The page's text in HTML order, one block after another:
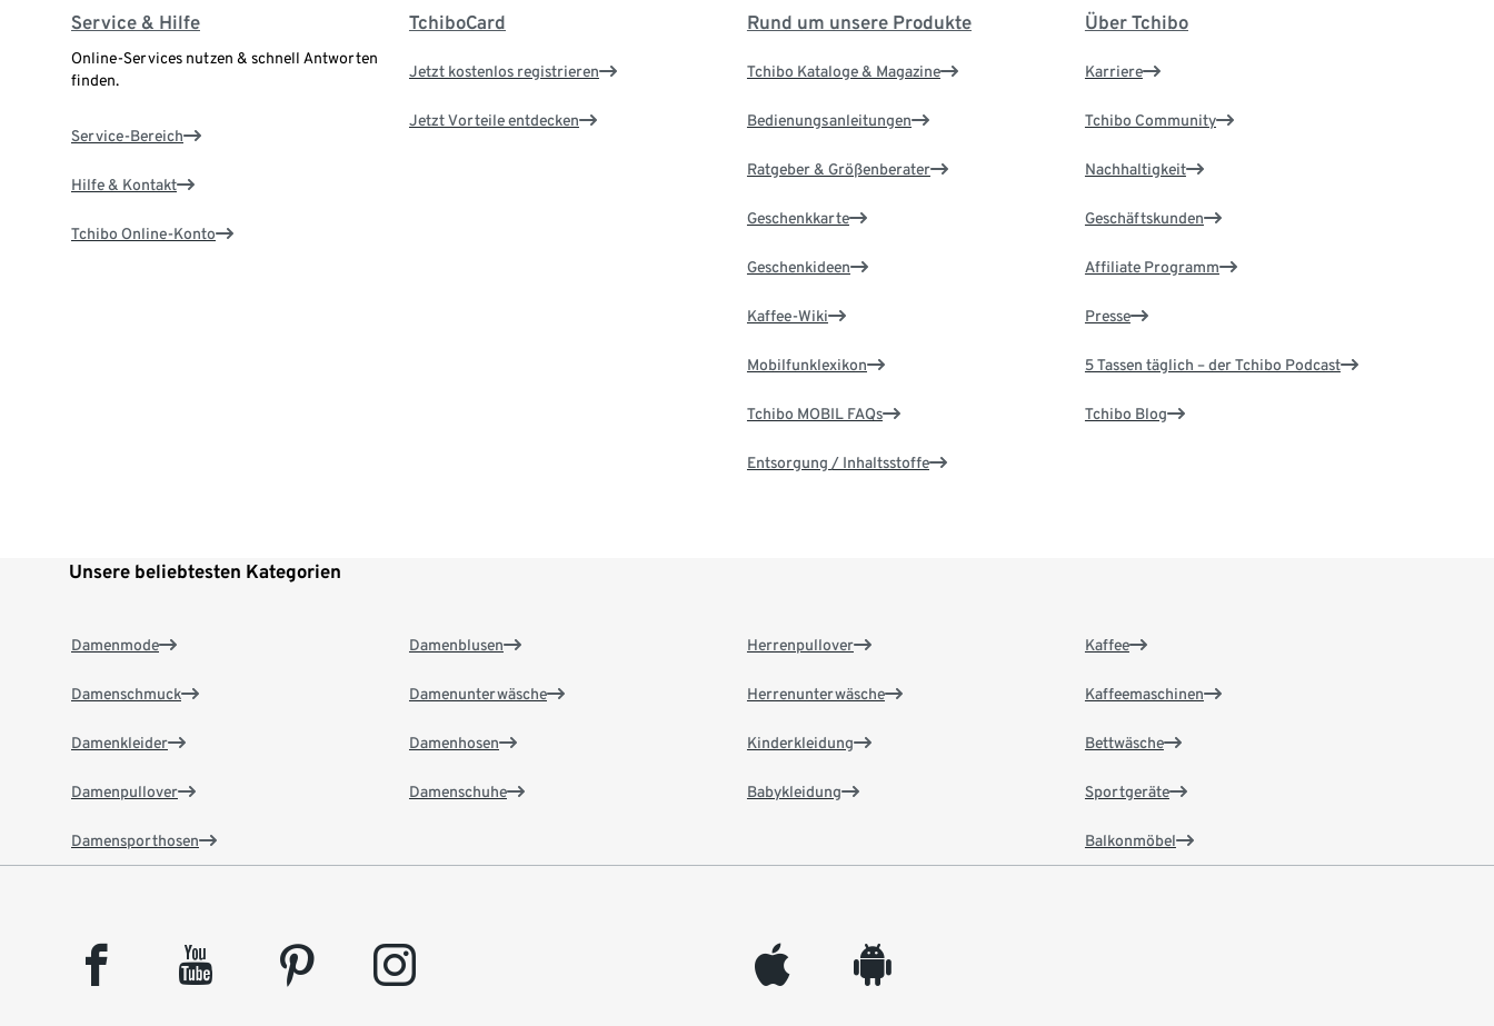
Service & Hilfe
Online-Services nutzen & schnell Antworten
finden.
Service-Bereich
Hilfe & Kontakt
Tchibo Online-Konto
TchiboCard
Jetzt kostenlos registrieren
Jetzt Vorteile entdecken
Rund um unsere Produkte
Tchibo Kataloge & Magazine
Bedienungsanleitungen
Ratgeber & Größenberater
Geschenkkarte
Geschenkideen
Kaffee-Wiki
Mobilfunklexikon
Tchibo MOBIL FAQs
Entsorgung / Inhaltsstoffe
Über Tchibo
Karriere
Tchibo Community
Nachhaltigkeit
Geschäftskunden
Affiliate Programm
Presse
5 Tassen täglich – der Tchibo Podcast
Tchibo Blog
Unsere beliebtesten Kategorien
Damenmode
Damenschmuck
Damenkleider
Damenpullover
Damensporthosen
Damenblusen
Damenunterwäsche
Damenhosen
Damenschuhe
Herrenpullover
Herrenunterwäsche
Kinderkleidung
Babykleidung
Kaffee
Kaffeemaschinen
Bettwäsche
Sportgeräte
Balkonmöbel
facebook youtube pinterest instagram appleinc android